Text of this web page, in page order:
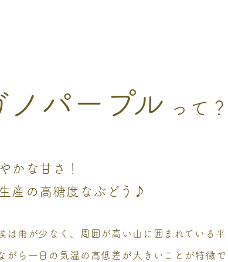
ノパープル って？
かな甘さ！
産の高糖度なぶどう♪
は雨が少なく、周囲が高い山に囲まれている平
がら一日の気温の高低差が大きいことが特徴で